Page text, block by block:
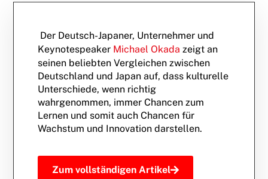
Der Deutsch-Japaner, Unternehmer und
Keynotespeaker Michael Okada zeigt an
seinen beliebten Vergleichen zwischen
Deutschland und Japan auf, dass kulturelle
Unterschiede, wenn richtig
wahrgenommen, immer Chancen zum
Lernen und somit auch Chancen für
Wachstum und Innovation darstellen.
Zum vollständigen Artikel